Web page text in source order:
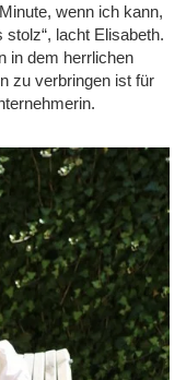
wenn ich kann,
lacht Elisabeth.
in dem herrlichen
zu verbringen ist für